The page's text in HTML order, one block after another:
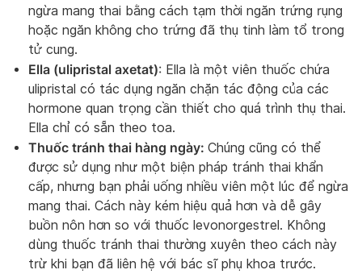
ngừa mang thai bằng cách tạm thời ngăn trứng rụng
hoặc ngăn không cho trứng đã thụ tinh làm tổ trong
tử cung.
Ella (ulipristal axetat): Ella là một viên thuốc chứa
ulipristal có tác dụng ngăn chặn tác động của các
hormone quan trọng cần thiết cho quá trình thụ thai.
Ella chỉ có sẵn theo toa.
Thuốc tránh thai hàng ngày: Chúng cũng có thể
được sử dụng như một biện pháp tránh thai khẩn
cấp, nhưng bạn phải uống nhiều viên một lúc để ngừa
mang thai. Cách này kém hiệu quả hơn và dễ gây
buồn nôn hơn so với thuốc levonorgestrel. Không
dùng thuốc tránh thai thường xuyên theo cách này
trừ khi bạn đã liên hệ với bác sĩ phụ khoa trước.